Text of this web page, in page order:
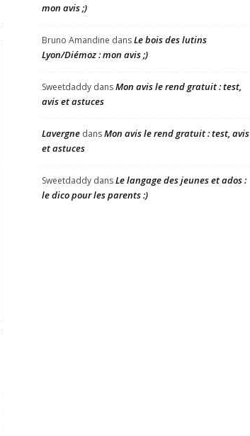
mon avis ;)
Bruno Amandine dansLe bois des lutins
Lyon/Diémoz : mon avis ;)
Sweetdaddy dansMon avis le rend gratuit : test,
avis et astuces
Lavergne dansMon avis le rend gratuit : test, avis
et astuces
Sweetdaddy dansLe langage des jeunes et ados :
le dico pour les parents :)